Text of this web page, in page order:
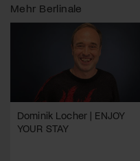
Mehr Berlinale
Dominik Locher | ENJOY
YOUR STAY